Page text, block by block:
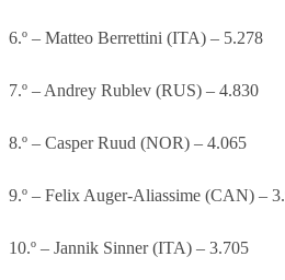
6.º – Matteo Berrettini (ITA) – 5.278
7.º – Andrey Rublev (RUS) – 4.830
8.º – Casper Ruud (NOR) – 4.065
9.º – Felix Auger-Aliassime (CAN) –
10.º – Jannik Sinner (ITA) – 3.705